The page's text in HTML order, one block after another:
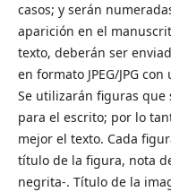
casos; y serán
aparición en el
texto, deberán ser
en formato JPEG/JPG
Se utilizarán figuras que
para el escrito; por lo
mejor el texto. Cada
título de la figura, nota
negrita-. Título de la